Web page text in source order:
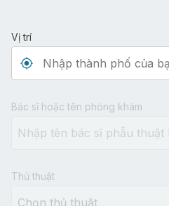
Vị trí
Bác sĩ hoặc tên phòng khám
Thủ thuật